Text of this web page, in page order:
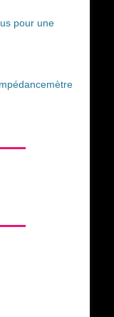
pour une